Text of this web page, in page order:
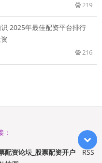
219
2025年最佳配资平台排行
216
：
配资论坛_股票配资开户
RSS